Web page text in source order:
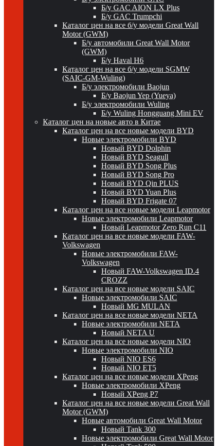
Б/у GAC AION LX Plus
Б/у GAC Trumpchi
Каталог цен на все б/у модели Great Wall
Motor (GWM)
Б/у автомобили Great Wall Motor
(GWM)
Б/у Haval H6
Каталог цен на все б/у модели SGMW
(SAIC-GM-Wuling)
Б/у электромобили Baojun
Б/у Baojun Yep (Yueya)
Б/у электромобили Wuling
Б/у Wuling Hongguang Mini EV
Каталог цен на новые авто в Китае
Каталог цен на все новые модели BYD
Новые электромобили BYD
Новый BYD Dolphin
Новый BYD Seagull
Новый BYD Song Plus
Новый BYD Song Pro
Новый BYD Qin PLUS
Новый BYD Yuan Plus
Новый BYD Frigate 07
Каталог цен на все новые модели Leapmotor
Новые электромобили Leapmotor
Новый Leapmotor Zero Run C11
Каталог цен на все новые модели FAW-
Volkswagen
Новые электромобили FAW-
Volkswagen
Новый FAW-Volkswagen ID.4
CROZZ
Каталог цен на все новые модели SAIC
Новые электромобили SAIC
Новый MG MULAN
Каталог цен на все новые модели NETA
Новые электромобили NETA
Новый NETA U
Каталог цен на все новые модели NIO
Новые электромобили NIO
Новый NIO ES6
Новый NIO ET5
Каталог цен на все новые модели XPeng
Новые электромобили XPeng
Новый XPeng P7
Каталог цен на все новые модели Great Wall
Motor (GWM)
Новые автомобили Great Wall Motor
Новый Tank 300
Новые электромобили Great Wall Motor